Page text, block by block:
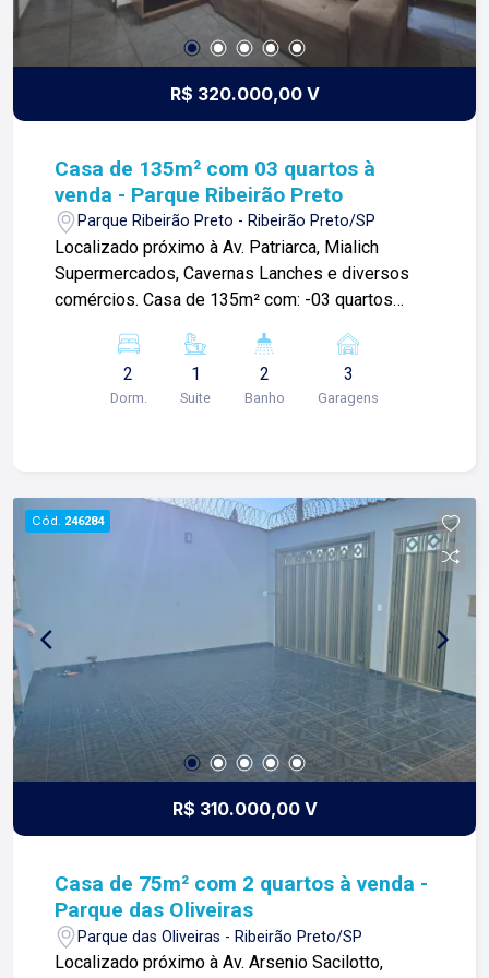
R$ 320.000,00 V
Casa de 135m² com 03 quartos à
venda - Parque Ribeirão Preto
Parque Ribeirão Preto - Ribeirão Preto/SP
Localizado próximo à Av. Patriarca, Mialich
Supermercados, Cavernas Lanches e diversos
comércios. Casa de 135m² com: -03 quartos
-Cozinha; -Área de serviço; -Corredor lateral; -03
vagas de garagem. Para mais informações e
agendar visita, entre em contato. Lago é
construímos laços fortes e indeléveis com
nossos proprietários e clientes. Somos uma
imobiliária que equilibra a tradicionalidade com o
arrojo e a força comercial da atualidade. A Lago é
sua principal imobiliária em Ribeirão Preto!
2
Dorm.
1
Suite
2
Banho
3
Garagens
Cód. 246284
R$ 310.000,00 V
Casa de 75m² com 2 quartos à venda -
Parque das Oliveiras
Parque das Oliveiras - Ribeirão Preto/SP
Localizado próximo à Av. Arsenio Sacilotto,